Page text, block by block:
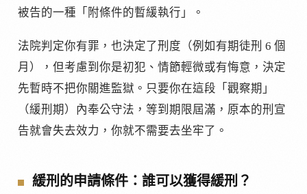
被告的一種「附條件的暫緩執行」。
法院判定你有罪，也決定了刑度（例如有期徒刑 6 個
月），但考慮到你是初犯、情節輕微或有悔意，決定
先暫時不把你關進監獄。只要你在這段「觀察期」
（緩刑期）內奉公守法，等到期限屆滿，原本的刑宣
告就會失去效力，你就不需要去坐牢了。
緩刑的申請條件：誰可以獲得緩刑？